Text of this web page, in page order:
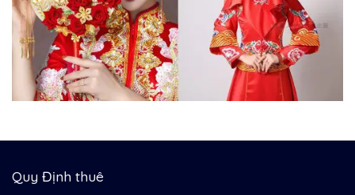
Quy Định thuê